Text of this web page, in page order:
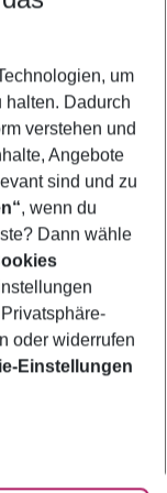
um
halten. Dadurch
verstehen und
Angebote
sind und zu
, wenn du
Dann wähle
oder widerrufen
Einstellungen